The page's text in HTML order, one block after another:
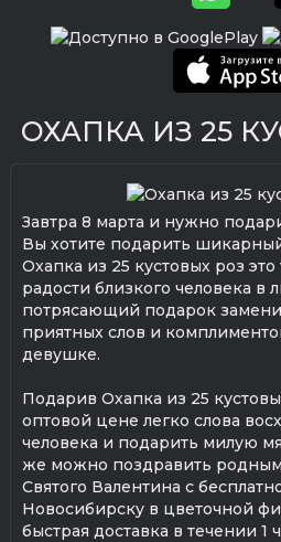
ОХАПКА ИЗ 25
Завтра 8 марта и нужно
Вы хотите подарить
Охапка из 25 кустовых роз
радости близкого человека в
потрясающий подарок
приятных слов и
девушке.
Подарив Охапка из 25
оптовой цене легко слова
человека и подарить милую
же можно поздравить
Святого Валентина с
Новосибирску в цветочной
быстрая доставка в течении 1